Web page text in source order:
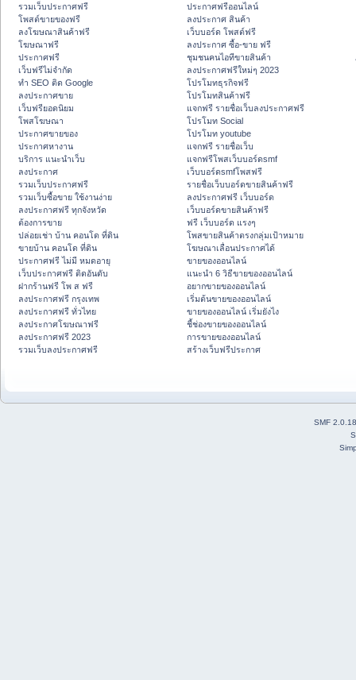
รวมเว็บประกาศฟรี
โพสต์ขายของฟรี
ลงโฆษณาสินค้าฟรี
โฆษณาฟรี
ประกาศฟรี
เว็บฟรีไม่จำกัด
ทำ SEO ติด Google
ลงประกาศขาย
เว็บฟรียอดนิยม
โพสโฆษณา
ประกาศขายของ
ประกาศหางาน
บริการ แนะนำเว็บ
ลงประกาศ
รวมเว็บประกาศฟรี
รวมเว็บซื้อขาย ใช้งานง่าย
ลงประกาศฟรี ทุกจังหวัด
ต้องการขาย
ปล่อยเช่า บ้าน คอนโด ที่ดิน
ขายบ้าน คอนโด ที่ดิน
ประกาศฟรี ไม่มี หมดอายุ
เว็บประกาศฟรี ติดอันดับ
ฝากร้านฟรี โพ ส ฟรี
ลงประกาศฟรี กรุงเทพ
ลงประกาศฟรี ทั่วไทย
ลงประกาศโฆษณาฟรี
ลงประกาศฟรี 2023
รวมเว็บลงประกาศฟรี
ประกาศฟรีออนไลน์
ลงประกาศ สินค้า
เว็บบอร์ด โพสต์ฟรี
ลงประกาศ ซื้อ-ขาย ฟรี
ชุมชนคนไอทีขายสินค้า
ลงประกาศฟรีใหม่ๆ 2023
โปรโมทธุรกิจฟรี
โปรโมทสินค้าฟรี
แจกฟรี รายชื่อเว็บลงประกาศฟรี
โปรโมท Social
โปรโมท youtube
แจกฟรี รายชื่อเว็บ
แจกฟรีโพสเว็บบอร์ดsmf
เว็บบอร์ดsmfโพสฟรี
รายชื่อเว็บบอร์ดขายสินค้าฟรี
ลงประกาศฟรี เว็บบอร์ด
เว็บบอร์ดขายสินค้าฟรี
ฟรี เว็บบอร์ด แรงๆ
โพสขายสินค้าตรงกลุ่มเป้าหมาย
โฆษณาเลื่อนประกาศได้
ขายของออนไลน์
แนะนำ 6 วิธีขายของออนไลน์
อยากขายของออนไลน์
เริ่มต้นขายของออนไลน์
ขายของออนไลน์ เริ่มยังไง
ชี้ช่องขายของออนไลน์
การขายของออนไลน์
สร้างเว็บฟรีประกาศ
SMF 2.0.18